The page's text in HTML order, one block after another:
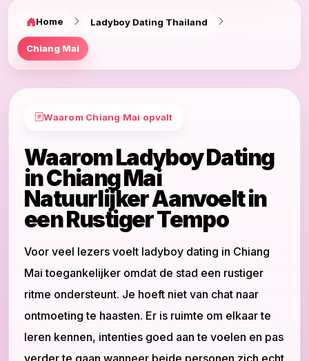
Home Ladyboy Dating Thailand
Chiang Mai
Waarom Chiang Mai opvalt
Waarom Ladyboy Dating
in Chiang Mai
Natuurlijker Aanvoelt in
een Rustiger Tempo
Voor veel lezers voelt ladyboy dating in Chiang
Mai toegankelijker omdat de stad een rustiger
ritme ondersteunt. Je hoeft niet van chat naar
ontmoeting te haasten. Er is ruimte om elkaar te
leren kennen, intenties goed aan te voelen en pas
verder te gaan wanneer beide personen zich echt